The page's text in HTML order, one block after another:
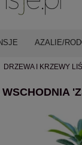
AZALIE/
DRZEWA I KRZEWY